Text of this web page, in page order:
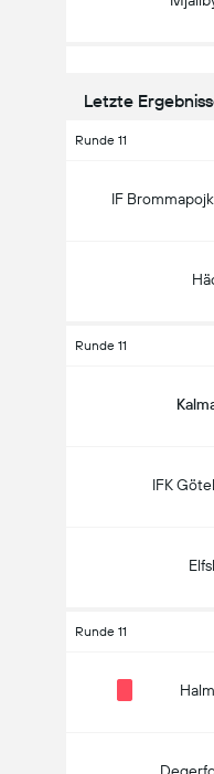
Letzte
Runde 11
IF
Runde 11
IFK
Runde 11